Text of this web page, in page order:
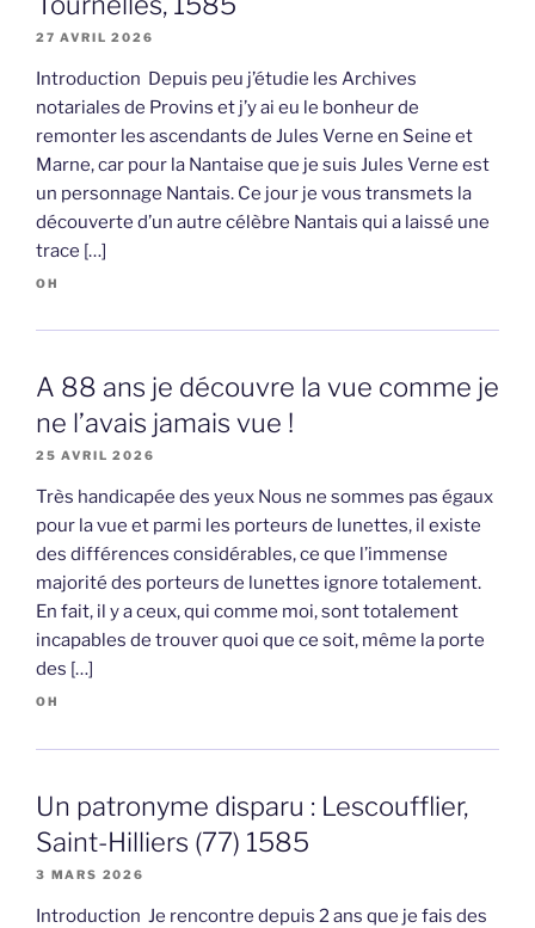
27 AVRIL 2026
Introduction Depuis peu j’étudie les Archives
notariales de Provins et j’y ai eu le bonheur de
remonter les ascendants de Jules Verne en Seine et
Marne, car pour la Nantaise que je suis Jules Verne est
un personnage Nantais. Ce jour je vous transmets la
découverte d’un autre célèbre Nantais qui a laissé une
trace […]
OH
A 88 ans je découvre la vue comme je
ne l’avais jamais vue !
25 AVRIL 2026
Très handicapée des yeux Nous ne sommes pas égaux
pour la vue et parmi les porteurs de lunettes, il existe
des différences considérables, ce que l’immense
majorité des porteurs de lunettes ignore totalement.
En fait, il y a ceux, qui comme moi, sont totalement
incapables de trouver quoi que ce soit, même la porte
des […]
OH
Un patronyme disparu : Lescoufflier,
Saint-Hilliers (77) 1585
3 MARS 2026
Introduction Je rencontre depuis 2 ans que je fais des